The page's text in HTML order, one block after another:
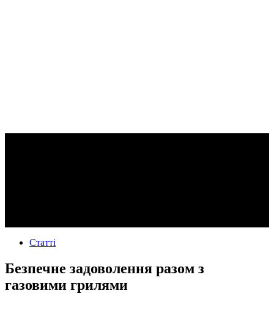
Статті
Безпечне задоволення разом з
газовими грилями